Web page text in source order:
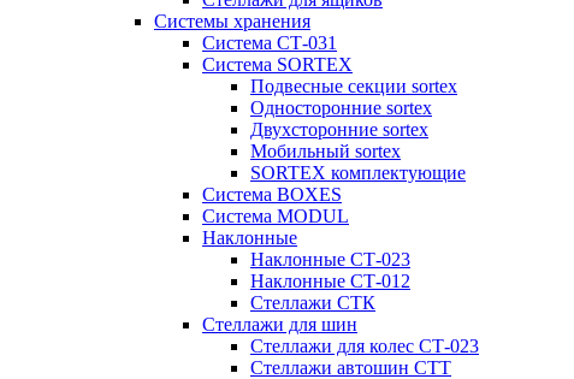
Системы хранения
Система СТ-031
Система SORTEX
Подвесные секции sortex
Односторонние sortex
Двухсторонние sortex
Мобильный sortex
SORTEX комплектующие
Система BOXES
Система MODUL
Наклонные
Наклонные СТ-023
Наклонные СТ-012
Стеллажи СТК
Стеллажи для шин
Стеллажи для колес СТ-023
Стеллажи автошин СТТ